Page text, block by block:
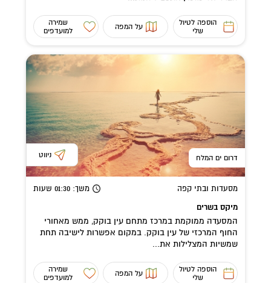
הוספה לטיול
שלי
על המפה
שמירה
למועדפים
דרום ים המלח ניווט
מסעדות ובתי קפה משך: 01:30 שעות
מיקס בשרים
המסעדה ממוקמת במרכז מתחם עין בוקק, ממש מאחורי
החוף המרכזי של עין בוקק. במקום אפשרות לישיבה תחת
שמשיות המצלילות את...
הוספה לטיול
שלי
על המפה
שמירה
למועדפים